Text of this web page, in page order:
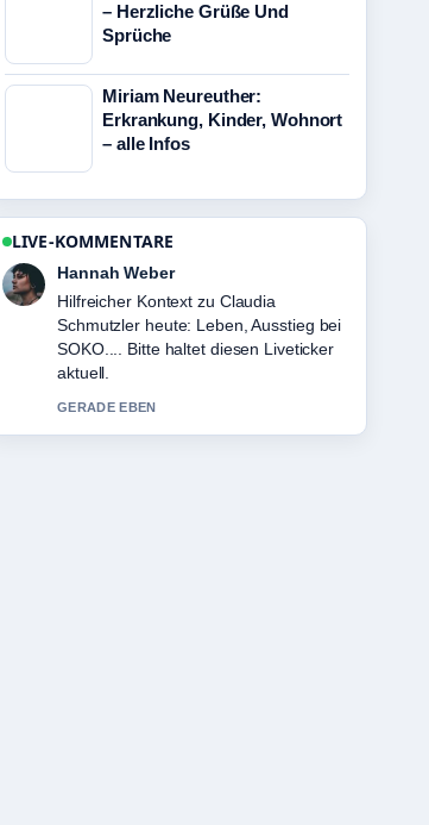
– Herzliche Grüße Und
Sprüche
Miriam Neureuther:
Erkrankung, Kinder, Wohnort
– alle Infos
LIVE-KOMMENTARE
Tim Vogel
Die Berichterstattung zu Rebecca
Knaak: Herkunft, Karriere und
Privatleben im... wirkt solide und sehr
gut nachvollziehbar.
3 MIN ZUVOR